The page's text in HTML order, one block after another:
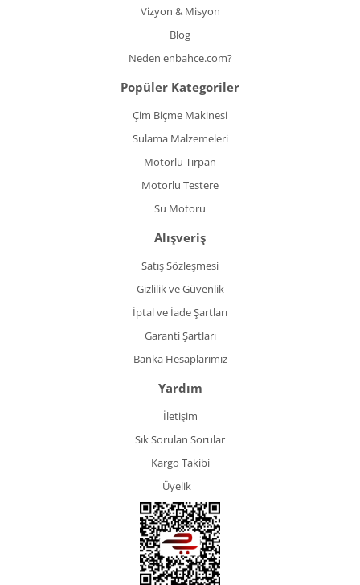
Vizyon & Misyon
Blog
Neden enbahce.com?
Popüler Kategoriler
Çim Biçme Makinesi
Sulama Malzemeleri
Motorlu Tırpan
Motorlu Testere
Su Motoru
Alışveriş
Satış Sözleşmesi
Gizlilik ve Güvenlik
İptal ve İade Şartları
Garanti Şartları
Banka Hesaplarımız
Yardım
İletişim
Sık Sorulan Sorular
Kargo Takibi
Üyelik